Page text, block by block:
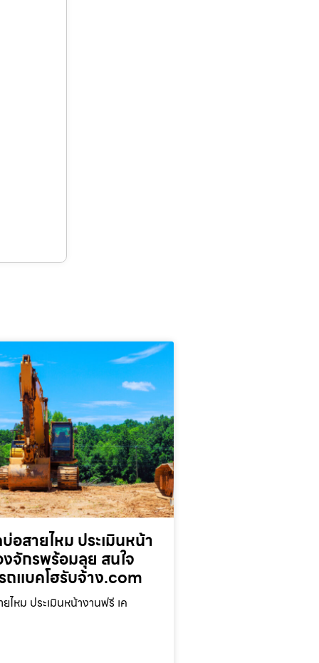
อสายไหม ประเมินหน้า
จักรพร้อมลุย สนใจ
แบคโฮรับจ้าง.com
ไหม ประเมินหน้างานฟรี เค